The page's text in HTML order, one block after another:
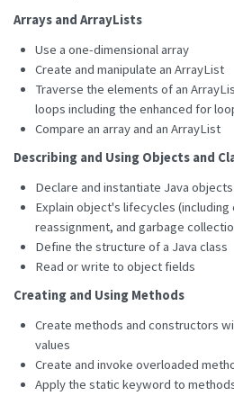
Arrays and ArrayLists
Use a one-dimensional array
Create and manipulate an ArrayList
Traverse the elements of an
loops including the enhanced for
Compare an array and an ArrayList
Describing and Using Objects and
Declare and instantiate Java objects
Explain object's lifecycles
reassignment, and garbage
Define the structure of a Java class
Read or write to object fields
Creating and Using Methods
Create methods and constructors
values
Create and invoke overloaded
Apply the static keyword to